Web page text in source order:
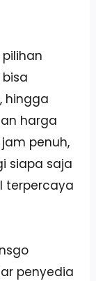
hingga
harga
penuh,
siapa saja
terpercaya
penyedia